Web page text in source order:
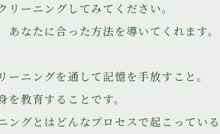
リーニングしてみてください。
あなたに合った方法を導いてくれます。
ーニングを通して記憶を手放すこと。
を教育することです。
ングとはどんなプロセスで起こっている